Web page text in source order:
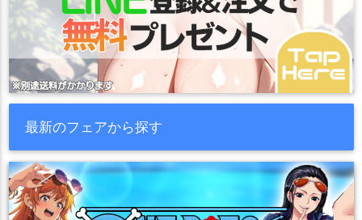
最新のフェアから探す